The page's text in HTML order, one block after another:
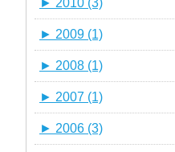
► 2010 (3)
► 2009 (1)
► 2008 (1)
► 2007 (1)
► 2006 (3)